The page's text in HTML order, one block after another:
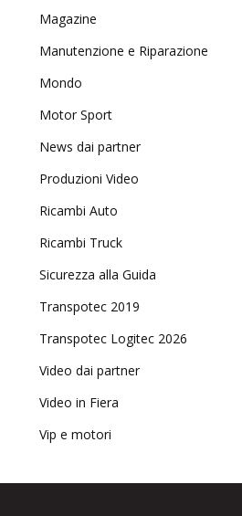
Magazine
Manutenzione e Riparazione
Mondo
Motor Sport
News dai partner
Produzioni Video
Ricambi Auto
Ricambi Truck
Sicurezza alla Guida
Transpotec 2019
Transpotec Logitec 2026
Video dai partner
Video in Fiera
Vip e motori